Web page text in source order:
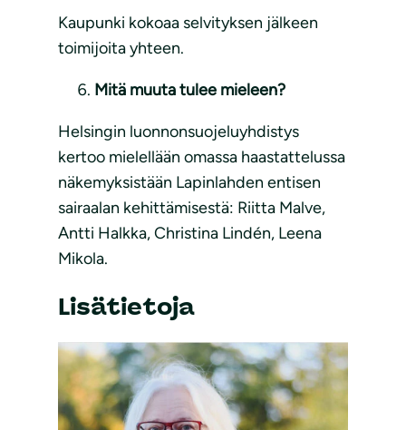
Kaupunki kokoaa selvityksen jälkeen
toimijoita yhteen.
Mitä muuta tulee mieleen?
Helsingin luonnonsuojeluyhdistys
kertoo mielellään omassa haastattelussa
näkemyksistään Lapinlahden entisen
sairaalan kehittämisestä: Riitta Malve,
Antti Halkka, Christina Lindén, Leena
Mikola.
Lisätietoja